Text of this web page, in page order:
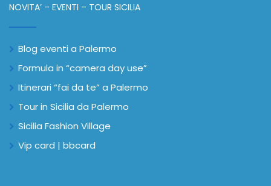
NOVITA’ – EVENTI – TOUR SICILIA
Blog eventi a Palermo
Formula in “camera day use”
Itinerari “fai da te” a Palermo
Tour in Sicilia da Palermo
Sicilia Fashion Village
Vip card | bbcard